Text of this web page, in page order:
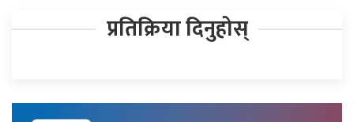
प्रतिक्रिया दिनुहोस्